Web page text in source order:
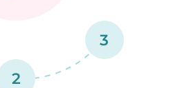
2
3